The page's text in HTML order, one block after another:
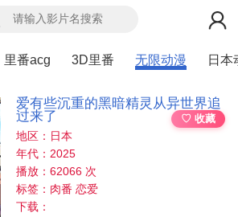
里番acg 3D里番 无限动漫 日本
爱有些沉重的黑暗精灵从异世界追
过来了
♡ 收藏
地区：日本
年代：2025
播放：62066 次
标签：肉番 恋爱
下载：